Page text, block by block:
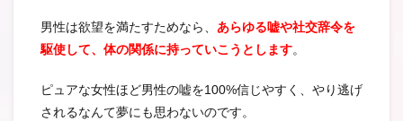
男性は欲望を満たすためなら、 あらゆる嘘や社交辞令を
駆使して、体の関係に持っていこうとします。
ピュアな女性ほど男性の嘘を100%信じやすく、やり逃げ
されるなんて夢にも思わないのです。